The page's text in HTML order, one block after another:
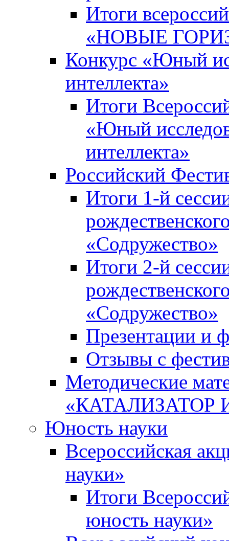
Итоги
«НОВЫЕ
Конкурс «Юный
интеллекта»
Итоги
«Юный
интеллекта»
Российский
Итоги 1-й
«Содружество»
Итоги 2-й
«Содружество»
Презентации и
Отзывы с
Методические
«КАТАЛИЗАТОР
Юность науки
Всероссийская
науки»
Итоги
юность науки»